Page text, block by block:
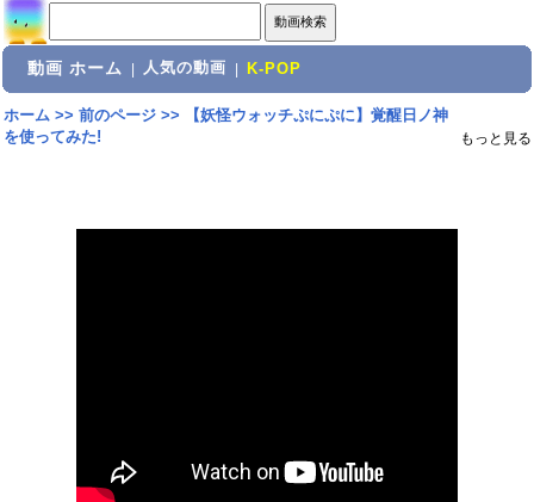
動画 ホーム 人気の動画 K-POP
ホーム>> 前のページ>>
【妖怪ウォッチぷにぷに】覚醒日ノ神
を使ってみた!
もっと見る